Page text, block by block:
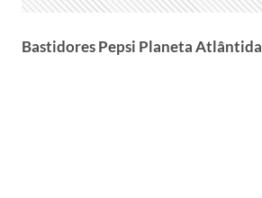
Bastidores Pepsi Planeta Atlântida